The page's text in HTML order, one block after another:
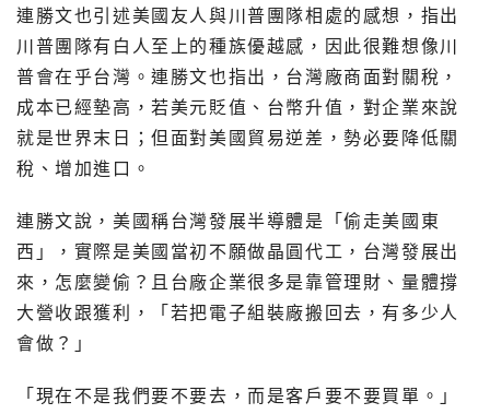
連勝文也引述美國友人與川普團隊相處的感想，指出
川普團隊有白人至上的種族優越感，因此很難想像川
普會在乎台灣。連勝文也指出，台灣廠商面對關稅，
成本已經墊高，若美元貶值、台幣升值，對企業來說
就是世界末日；但面對美國貿易逆差，勢必要降低關
稅、增加進口。
連勝文說，美國稱台灣發展半導體是「偷走美國東
西」，實際是美國當初不願做晶圓代工，台灣發展出
來，怎麼變偷？且台廠企業很多是靠管理財、量體撐
大營收跟獲利，「若把電子組裝廠搬回去，有多少人
會做？」
「現在不是我們要不要去，而是客戶要不要買單。」